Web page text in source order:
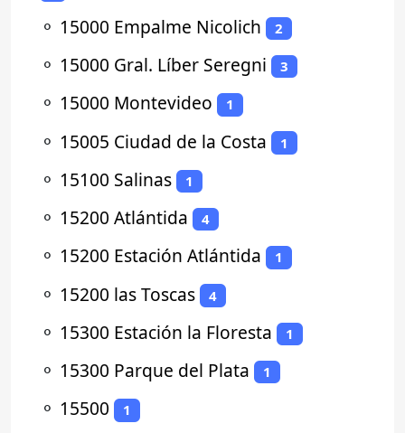
⚬ 15000 Empalme Nicolich 2
⚬ 15000 Gral. Líber Seregni 3
⚬ 15000 Montevideo 1
⚬ 15005 Ciudad de la Costa 1
⚬ 15100 Salinas 1
⚬ 15200 Atlántida 4
⚬ 15200 Estación Atlántida 1
⚬ 15200 las Toscas 4
⚬ 15300 Estación la Floresta 1
⚬ 15300 Parque del Plata 1
⚬ 15500 1